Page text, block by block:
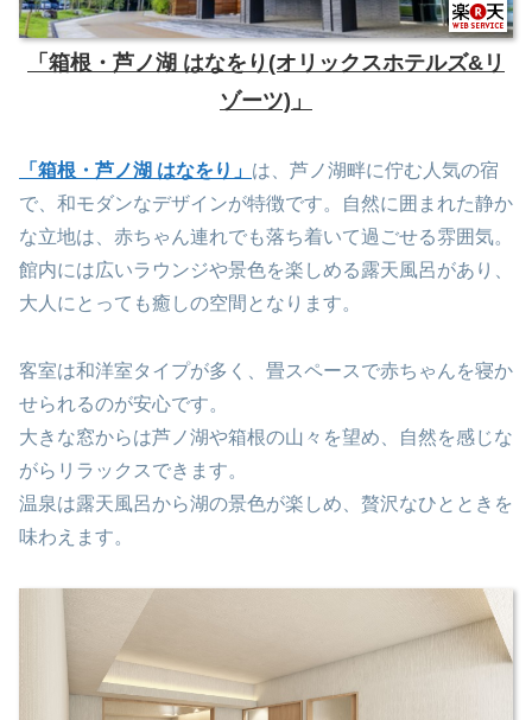
「箱根・芦ノ湖 はなをり(オリックスホテルズ&リ
ゾーツ)」
「箱根・芦ノ湖 はなをり」 は、芦ノ湖畔に佇む人気の宿
で、和モダンなデザインが特徴です。自然に囲まれた静か
な立地は、赤ちゃん連れでも落ち着いて過ごせる雰囲気。
館内には広いラウンジや景色を楽しめる露天風呂があり、
大人にとっても癒しの空間となります。
客室は和洋室タイプが多く、畳スペースで赤ちゃんを寝か
せられるのが安心です。
大きな窓からは芦ノ湖や箱根の山々を望め、自然を感じな
がらリラックスできます。
温泉は露天風呂から湖の景色が楽しめ、贅沢なひとときを
味わえます。